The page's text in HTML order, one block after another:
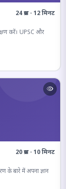
24 प्रश्न · 12 मिनट
करें। UPSC और
20 प्रश्न · 10 मिनट
के बारे में अपना ज्ञान